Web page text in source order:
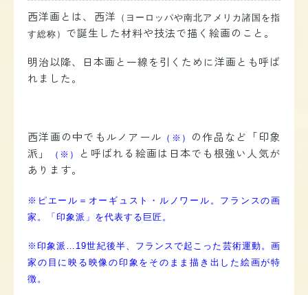
西洋画とは、西洋
（ヨーロッパや南北アメリカ諸国を指
す総称） で誕生した材料や技法で描く絵画のこと。
明治以降、日本画と一線を引くために洋画とも呼ば
れました。
西洋画の中でもルノアール （※）
の作品など「印象
派」
（※）
と呼ばれる絵画は日本でも根強い人気が
あります。
※ピエール＝オーギュスト・ルノワール。フランスの画
家。「印象派」を代表する巨匠 。
※印象派…19世紀後半、フランスで起こった芸術運動。画
家の目に映る映像の印象をそのまま描き出した絵画が特
徴。